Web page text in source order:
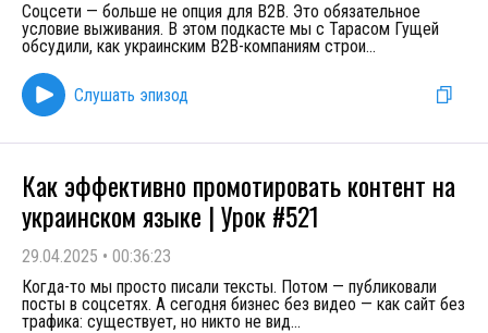
Соцсети — больше не опция для B2B. Это обязательное
условие выживания. В этом подкасте мы с Тарасом Гущей
обсудили, как украинским B2B-компаниям строи...
Слушать эпизод
Как эффективно промотировать контент на
украинском языке | Урок #521
29.04.2025 • 00:36:23
Когда-то мы просто писали тексты. Потом — публиковали
посты в соцсетях. А сегодня бизнес без видео — как сайт без
трафика: существует, но никто не вид...